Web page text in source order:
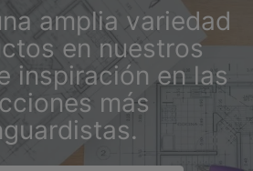
amplia variedad
en nuestros
inspiración en las
más